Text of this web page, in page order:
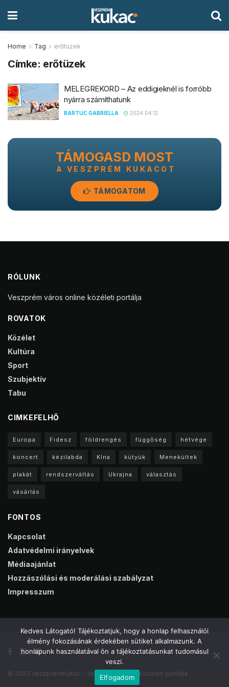
Home Tag erőtüzek
Címke: erőtüzek
MELEGREKORD – Az eddigieknél is forróbb
nyárra számíthatunk
BARTUC GABRIELLA 2024.04.12.
TÁMOGASD MOST
A VESZPRÉM KUKACOT
TÁMOGATOM
RÓLUNK
Veszprém város online közéleti portálja
ROVATOK
Közélet
Kultúra
Sport
Szubjektív
Tabu
CIMKEFELHŐ
Europa Fidesz földrengés függőség hétvége
koncert kézilabda Kína kütyük Menekültek
plakát rendszerváltás Ukrajna választás
vásárlás
FONTOS
Kapcsolat
Adatvédelmi irányelvek
Médiaajánlat
Hozzászólási és moderálási szabályzat
Impresszum
© 2023 VeszprémKukac - Veszprém online közéleti portálja
Kedves Látogató! Tájékoztatjuk, hogy a honlap felhasználói
élmény fokozásának érdekében sütiket alkalmazunk. A
honlapunk használatával ön a tájékoztatásunkat tudomásul
veszi.
Elfogadom